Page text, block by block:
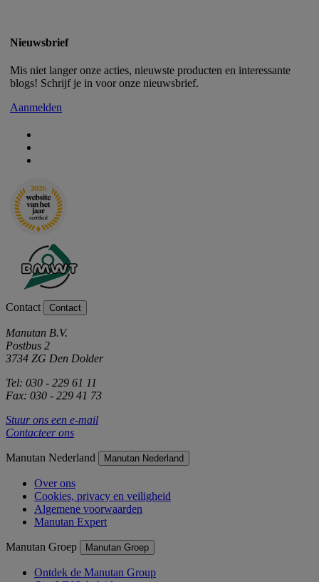
Nieuwsbrief
Mis niet langer onze acties, nieuwste producten en interessante
blogs! Schrijf je in voor onze nieuwsbrief.
Aanmelden
Contact Contact
Manutan B.V.
Postbus 2
3734 ZG Den Dolder
Tel: 030 - 229 61 11
Fax: 030 - 229 41 73
Stuur ons een e-mail
Contacteer ons
Manutan Nederland Manutan Nederland
Over ons
Cookies, privacy en veiligheid
Algemene voorwaarden
Manutan Expert
Manutan Groep Manutan Groep
Ontdek de Manutan Group